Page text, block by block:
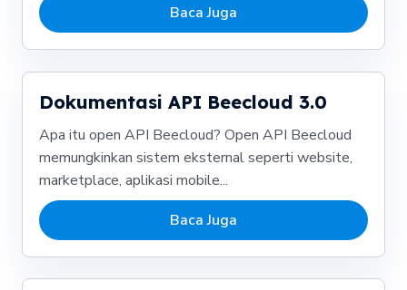
Baca Juga
Dokumentasi API Beecloud 3.0
Apa itu open API Beecloud? Open API Beecloud
memungkinkan sistem eksternal seperti website,
marketplace, aplikasi mobile...
Baca Juga